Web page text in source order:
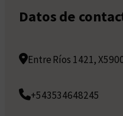
Datos de
Entre Ríos 1421,
+543534648245